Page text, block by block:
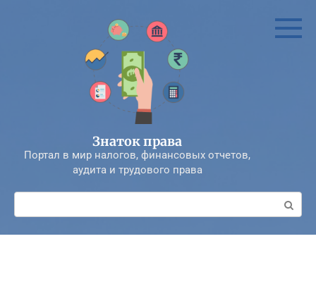
Знаток права
Портал в мир налогов, финансовых отчетов,
аудита и трудового права
Поиск: